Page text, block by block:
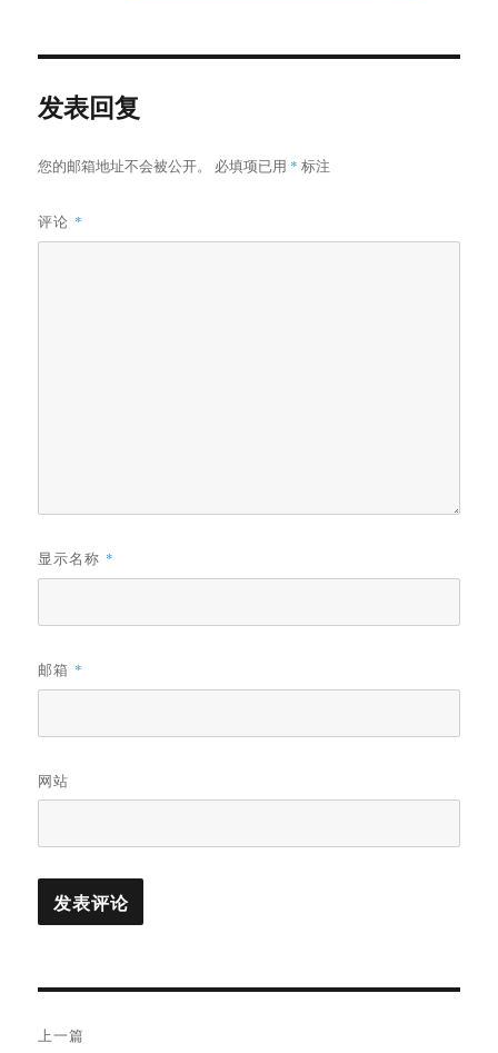
发表回复
您的邮箱地址不会被公开。 必填项已用 * 标注
评论 *
显示名称 *
邮箱 *
网站
上一篇